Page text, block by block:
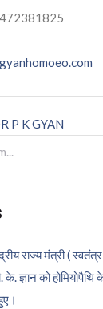
P K GYAN
राज्य मंत्री (
ज्ञान को